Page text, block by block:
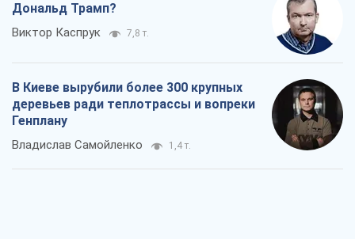
Дональд Трамп?
Виктор Каспрук 7,8 т.
В Киеве вырубили более 300 крупных
деревьев ради теплотрассы и вопреки
Генплану
Владислав Самойленко 1,4 т.